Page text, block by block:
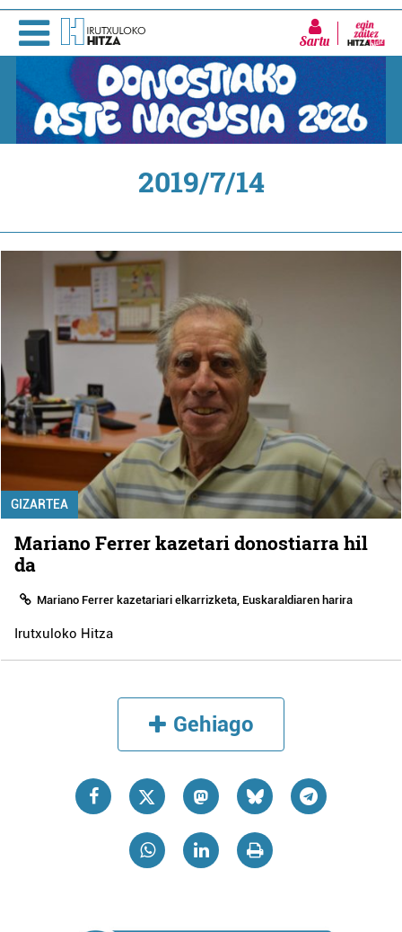
Sartu
2019/7/14
GIZARTEA
Mariano Ferrer kazetari donostiarra hil
da
Mariano Ferrer kazetariari elkarrizketa, Euskaraldiaren harira
Irutxuloko Hitza
Gehiago